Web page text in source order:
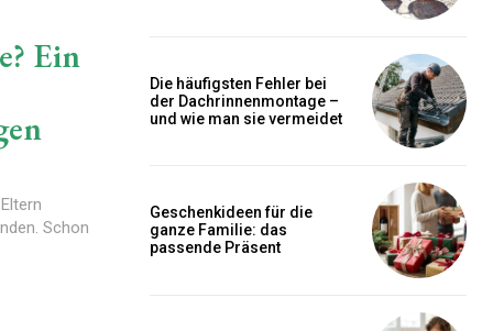
Ein
Schon
Die häufigsten Fehler bei
der Dachrinnenmontage –
und wie man sie vermeidet
Geschenkideen für die
ganze Familie: das
passende Präsent